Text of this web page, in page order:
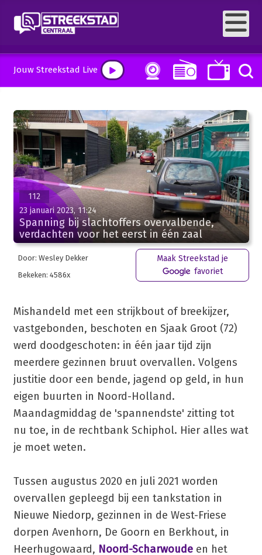
Jouw Streekstad Live
112
23 januari 2023, 11:24
Spanning bij slachtoffers overvalbende,
verdachten voor het eerst in één zaal
Door: Wesley Dekker
Bekeken: 4586x
Maak Streekstad je
favoriet
Mishandeld met een strijkbout of breekijzer,
vastgebonden, beschoten en Sjaak Groot (72)
werd doodgeschoten: in één jaar tijd zijn
meerdere gezinnen bruut overvallen. Volgens
justitie door een bende, jagend op geld, in hun
eigen buurten in Noord-Holland.
Maandagmiddag de 'spannendste' zitting tot
nu toe, in de rechtbank Schiphol. Hier alles wat
je moet weten.
Tussen augustus 2020 en juli 2021 worden
overvallen gepleegd bij een tankstation in
Nieuwe Niedorp, gezinnen in de West-Friese
dorpen Avenhorn, De Goorn en Berkhout, in
Heerhugowaard, Noord-Scharwoudeen het